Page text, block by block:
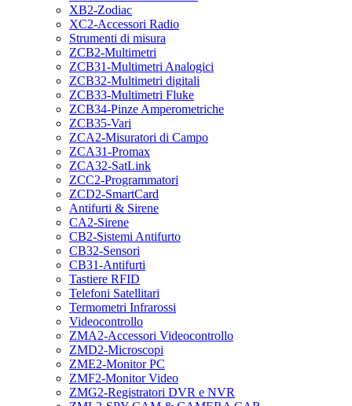
XB2-Zodiac
XC2-Accessori Radio
Strumenti di misura
ZCB2-Multimetri
ZCB31-Multimetri Analogici
ZCB32-Multimetri digitali
ZCB33-Multimetri Fluke
ZCB34-Pinze Amperometriche
ZCB35-Vari
ZCA2-Misuratori di Campo
ZCA31-Promax
ZCA32-SatLink
ZCC2-Programmatori
ZCD2-SmartCard
Antifurti & Sirene
CA2-Sirene
CB2-Sistemi Antifurto
CB32-Sensori
CB31-Antifurti
Tastiere RFID
Telefoni Satellitari
Termometri Infrarossi
Videocontrollo
ZMA2-Accessori Videocontrollo
ZMD2-Microscopi
ZME2-Monitor PC
ZMF2-Monitor Video
ZMG2-Registratori DVR e NVR